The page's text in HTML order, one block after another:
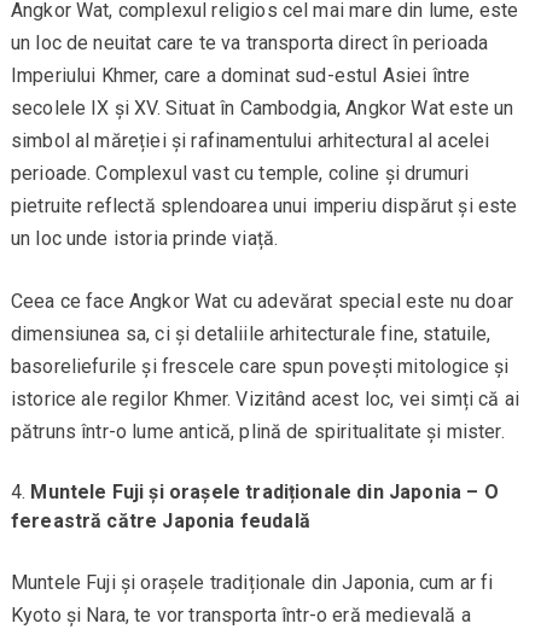
Angkor Wat, complexul religios cel mai mare din lume, este
un loc de neuitat care te va transporta direct în perioada
Imperiului Khmer, care a dominat sud-estul Asiei între
secolele IX și XV. Situat în Cambodgia, Angkor Wat este un
simbol al măreției și rafinamentului arhitectural al acelei
perioade. Complexul vast cu temple, coline și drumuri
pietruite reflectă splendoarea unui imperiu dispărut și este
un loc unde istoria prinde viață.
Ceea ce face Angkor Wat cu adevărat special este nu doar
dimensiunea sa, ci și detaliile arhitecturale fine, statuile,
basoreliefurile și frescele care spun povești mitologice și
istorice ale regilor Khmer. Vizitând acest loc, vei simți că ai
pătruns într-o lume antică, plină de spiritualitate și mister.
Muntele Fuji și orașele tradiționale din Japonia – O
fereastră către Japonia feudală
Muntele Fuji și orașele tradiționale din Japonia, cum ar fi
Kyoto și Nara, te vor transporta într-o eră medievală a